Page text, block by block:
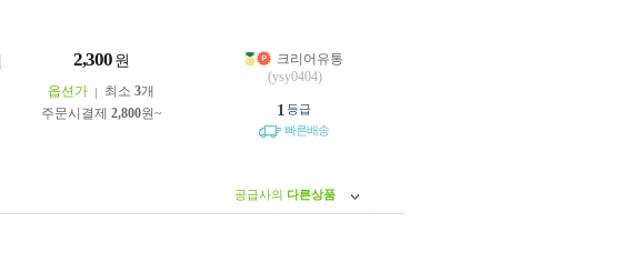
2,300 원
옵션가 최소 3개
주문시결제 2,800원~
크리어유통
(ysy0404)
1 등급
빠른배송
공급사의 다른상품